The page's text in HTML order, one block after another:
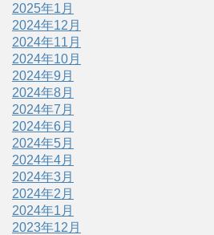
2025年1月
2024年12月
2024年11月
2024年10月
2024年9月
2024年8月
2024年7月
2024年6月
2024年5月
2024年4月
2024年3月
2024年2月
2024年1月
2023年12月